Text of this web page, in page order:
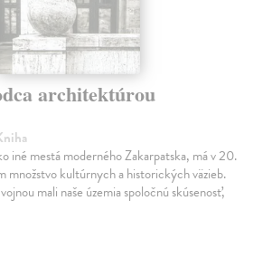
architektúrou
iné mestá moderného Zakarpatska, má v 20.
množstvo kultúrnych a historických väzieb.
mali naše územia spoločnú skúsenosť,